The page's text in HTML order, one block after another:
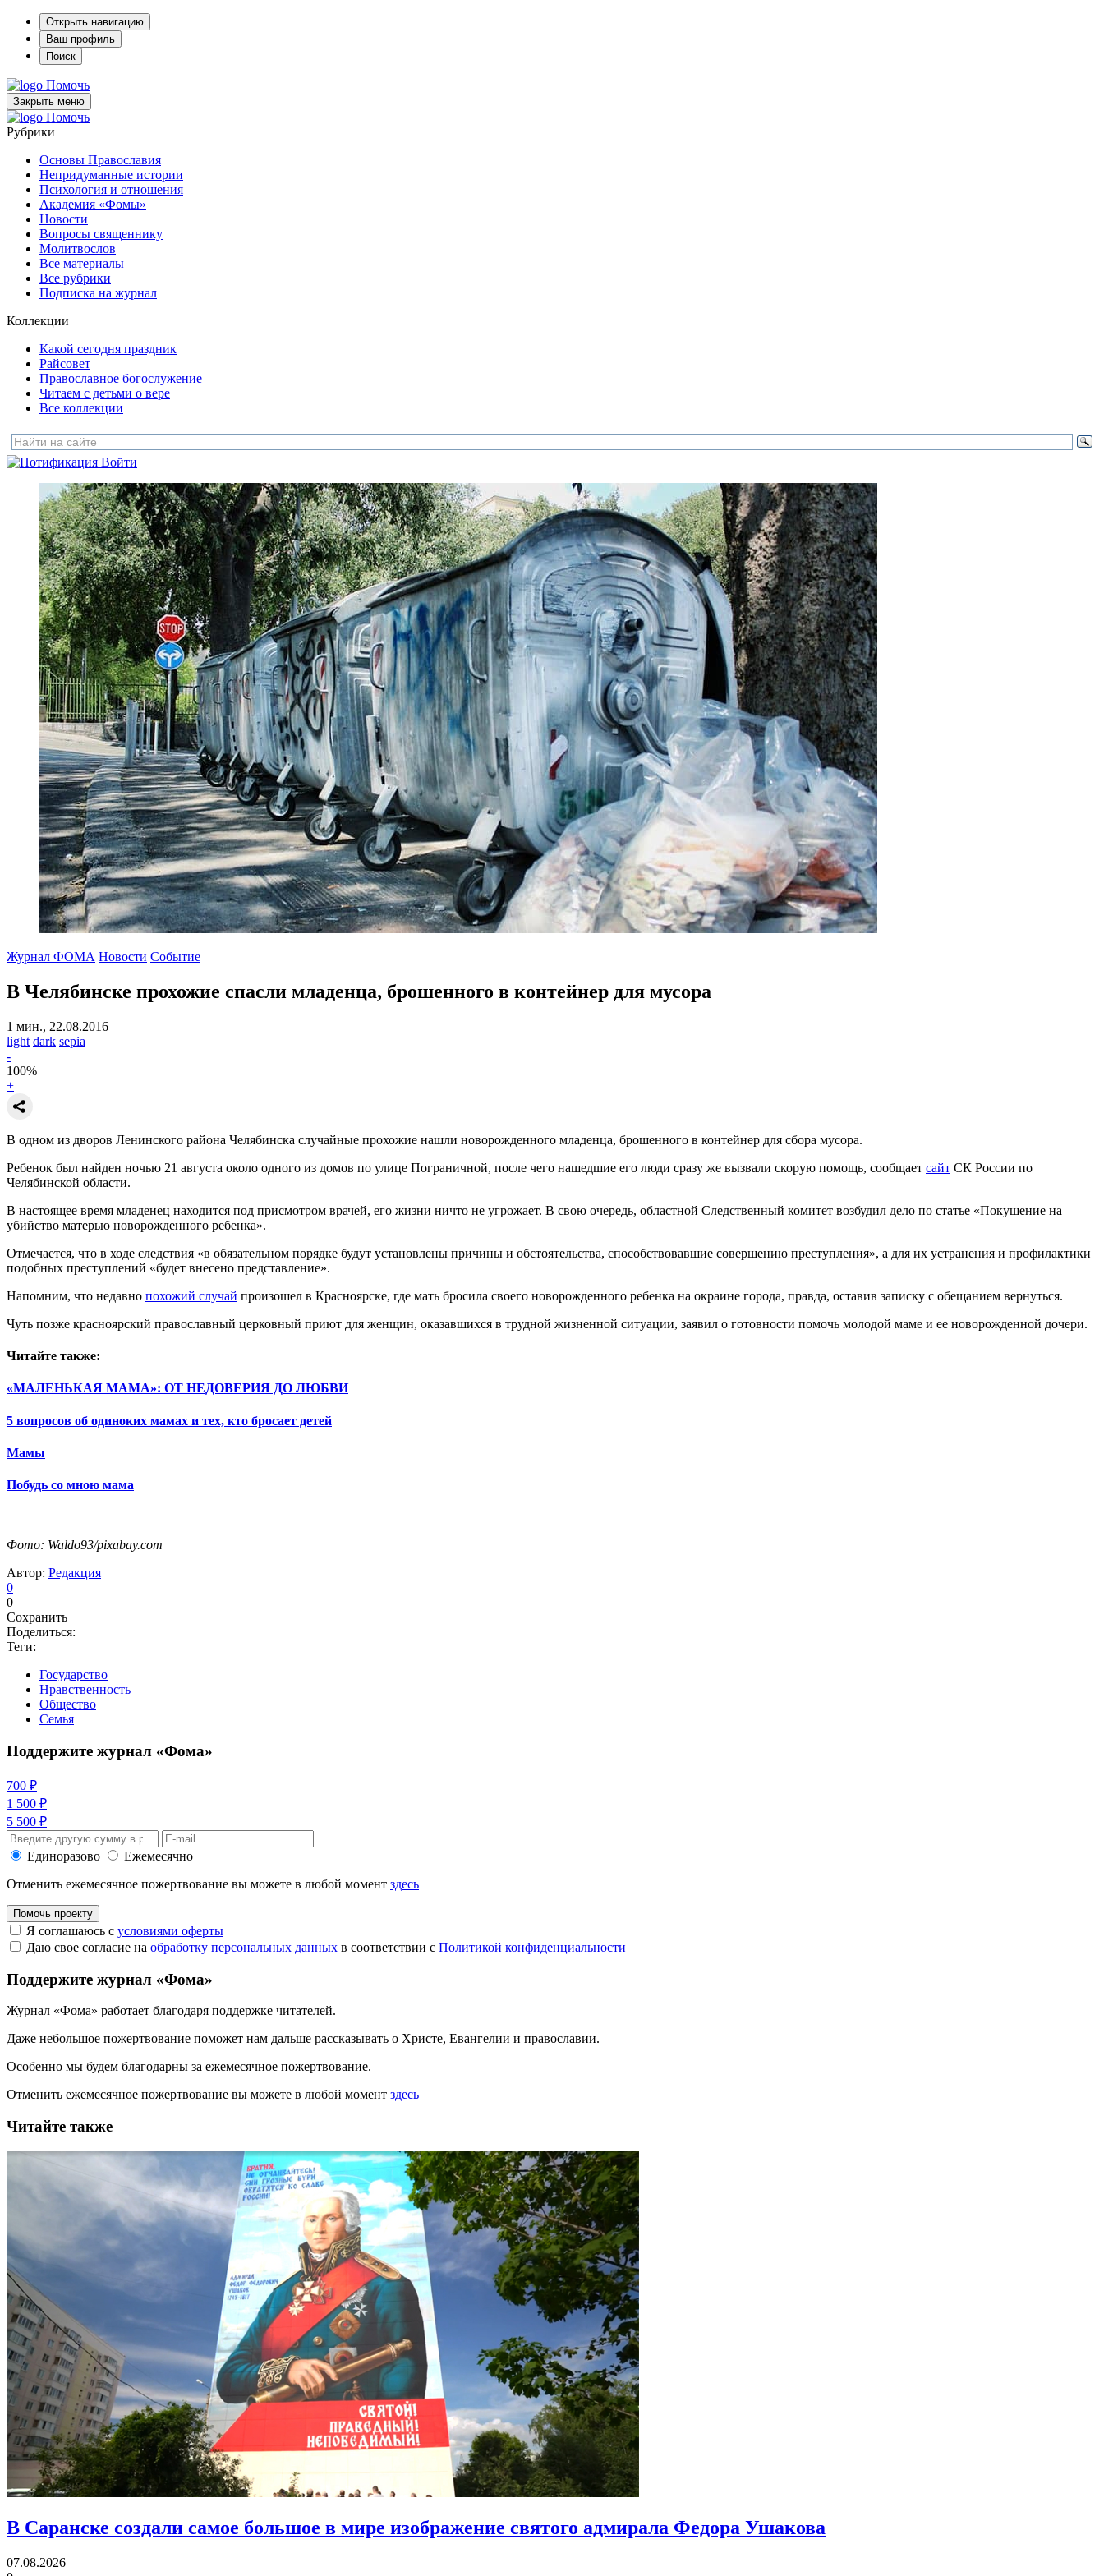
Открыть навигацию
Ваш профиль
Поиск
Помочь
Закрыть меню
Помочь
Рубрики
Основы Православия
Непридуманные истории
Психология и отношения
Академия «Фомы»
Новости
Вопросы священнику
Молитвослов
Все материалы
Все рубрики
Подписка на журнал
Коллекции
Какой сегодня праздник
Райсовет
Православное богослужение
Читаем с детьми о вере
Все коллекции
Войти
Журнал ФОМА Новости Событие
В Челябинске прохожие спасли младенца, брошенного в контейнер для мусора
1 мин., 22.08.2016
light dark sepia
-
100%
+
В одном из дворов Ленинского района Челябинска случайные прохожие нашли новорожденного младенца, брошенного в контейнер для сбора мусора.
Ребенок был найден ночью 21 августа около одного из домов по улице Пограничной, после чего нашедшие его люди сразу же вызвали скорую помощь, сообщает сайт СК России по
Челябинской области.
В настоящее время младенец находится под присмотром врачей, его жизни ничто не угрожает. В свою очередь, областной Следственный комитет возбудил дело по статье «Покушение на
убийство матерью новорожденного ребенка».
Отмечается, что в ходе следствия «в обязательном порядке будут установлены причины и обстоятельства, способствовавшие совершению преступления», а для их устранения и профилактики
подобных преступлений «будет внесено представление».
Напомним, что недавно похожий случай произошел в Красноярске, где мать бросила своего новорожденного ребенка на окраине города, правда, оставив записку с обещанием вернуться.
Чуть позже красноярский православный церковный приют для женщин, оказавшихся в трудной жизненной ситуации, заявил о готовности помочь молодой маме и ее новорожденной дочери.
Читайте также:
«МАЛЕНЬКАЯ МАМА»: ОТ НЕДОВЕРИЯ ДО ЛЮБВИ
5 вопросов об одиноких мамах и тех, кто бросает детей
Мамы
Побудь со мною мама
Фото: Waldo93/pixabay.com
Автор: Редакция
0
0
Сохранить
Поделиться:
Теги:
Государство
Нравственность
Общество
Семья
Поддержите журнал «Фома»
700 ₽
1 500 ₽
5 500 ₽
Единоразово
Ежемесячно
Отменить ежемесячное пожертвование вы можете в любой момент здесь
Помочь проекту
Я соглашаюсь с условиями оферты
Даю свое согласие на обработку персональных данных в соответствии с Политикой конфиденциальности
Поддержите журнал «Фома»
Журнал «Фома» работает благодаря поддержке читателей.
Даже небольшое пожертвование поможет нам дальше рассказывать о Христе, Евангелии и православии.
Особенно мы будем благодарны за ежемесячное пожертвование.
Отменить ежемесячное пожертвование вы можете в любой момент здесь
Читайте также
В Саранске создали самое большое в мире изображение святого адмирала Федора Ушакова
07.08.2026